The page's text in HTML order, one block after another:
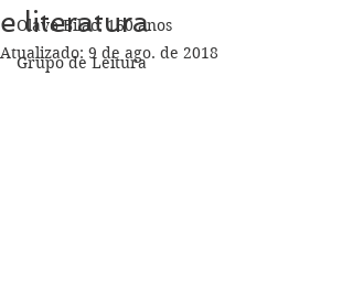
Olavo Bilac: 160 anos
Grupo de Leitura
e literatura
Atualizado: 9 de ago. de 2018